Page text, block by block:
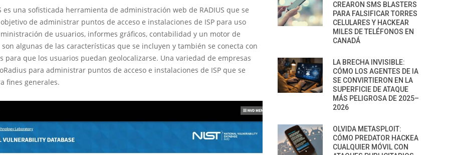
es una sofisticada herramienta de administración web de RADIUS que se
de administrar puntos de acceso e instalaciones de ISP para uso
de usuarios, informes gráficos, contabilidad y un motor de
algunas de las características que se incluyen y también se conecta con
para que los usuarios puedan geolocalizarse. Una variedad de empresas
para administrar puntos de acceso e instalaciones de ISP que se
fines generales.
CREARON SMS BLASTERS
PARA FALSIFICAR TORRES
CELULARES Y HACKEAR
MILES DE TELÉFONOS EN
CANADÁ
LA BRECHA INVISIBLE:
CÓMO LOS AGENTES DE IA
SE CONVIRTIERON EN LA
SUPERFICIE DE ATAQUE
MÁS PELIGROSA DE 2025–
2026
OLVIDA METASPLOIT:
CÓMO PREDATOR HACKEA
CUALQUIER MÓVIL CON